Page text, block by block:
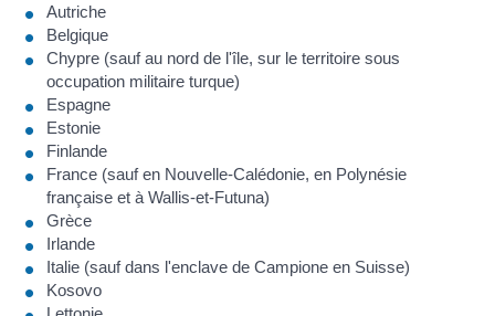
Autriche
Belgique
Chypre (sauf au nord de l'île, sur le territoire sous
occupation militaire turque)
Espagne
Estonie
Finlande
France (sauf en Nouvelle-Calédonie, en Polynésie
française et à Wallis-et-Futuna)
Grèce
Irlande
Italie (sauf dans l'enclave de Campione en Suisse)
Kosovo